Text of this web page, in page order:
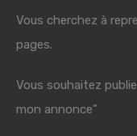
Vous cherchez à
pages.
Vous souhaitez
mon annonce"